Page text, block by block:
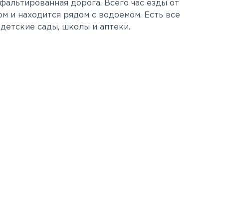
дорога. Всего час езды от
и находится рядом с водоемом. Есть все
сады, школы и аптеки.